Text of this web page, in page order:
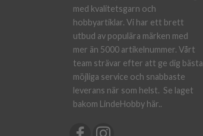
med kvalitetsgarn och
hobbyartiklar. Vi har ett brett
utbud av populära märken med
mer än 5000 artikelnummer. Vårt
team strävar efter att ge dig bästa
möjliga service och snabbaste
leverans när som helst. Se laget
bakom LindeHobby här..